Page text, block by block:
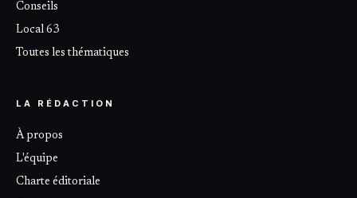
Conseils
Local 63
Toutes les thématiques
LA RÉDACTION
À propos
L'équipe
Charte éditoriale